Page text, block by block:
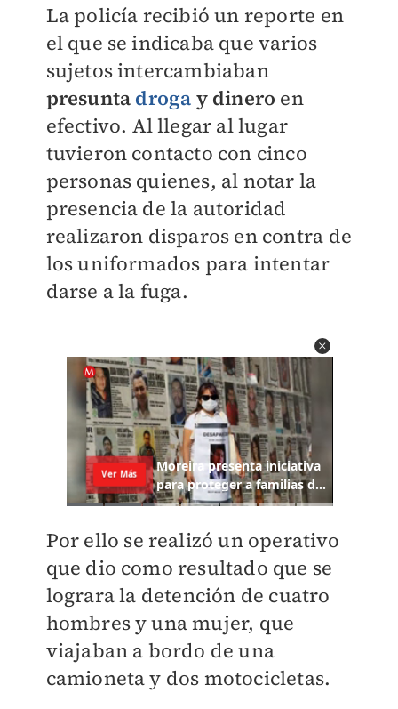
La policía recibió un reporte en
el que se indicaba que varios
sujetos intercambiaban
presunta droga y dinero en
efectivo. Al llegar al lugar
tuvieron contacto con cinco
personas quienes, al notar la
presencia de la autoridad
realizaron disparos en contra de
los uniformados para intentar
darse a la fuga.
Por ello se realizó un operativo
que dio como resultado que se
lograra la detención de cuatro
hombres y una mujer, que
viajaban a bordo de una
camioneta y dos motocicletas.